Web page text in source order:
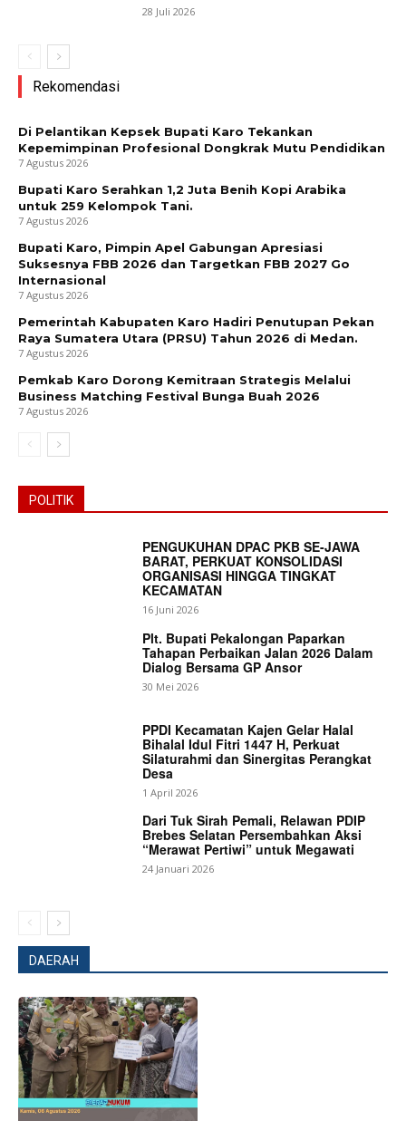
28 Juli 2026
Rekomendasi
Di Pelantikan Kepsek Bupati Karo Tekankan
Kepemimpinan Profesional Dongkrak Mutu Pendidikan
7 Agustus 2026
Bupati Karo Serahkan 1,2 Juta Benih Kopi Arabika
untuk 259 Kelompok Tani.
7 Agustus 2026
Bupati Karo, Pimpin Apel Gabungan Apresiasi
Suksesnya FBB 2026 dan Targetkan FBB 2027 Go
Internasional
7 Agustus 2026
Pemerintah Kabupaten Karo Hadiri Penutupan Pekan
Raya Sumatera Utara (PRSU) Tahun 2026 di Medan.
7 Agustus 2026
Pemkab Karo Dorong Kemitraan Strategis Melalui
Business Matching Festival Bunga Buah 2026
7 Agustus 2026
POLITIK
PENGUKUHAN DPAC PKB SE-JAWA
BARAT, PERKUAT KONSOLIDASI
ORGANISASI HINGGA TINGKAT
KECAMATAN
16 Juni 2026
Plt. Bupati Pekalongan Paparkan
Tahapan Perbaikan Jalan 2026 Dalam
Dialog Bersama GP Ansor
30 Mei 2026
PPDI Kecamatan Kajen Gelar Halal
Bihalal Idul Fitri 1447 H, Perkuat
Silaturahmi dan Sinergitas Perangkat
Desa
1 April 2026
Dari Tuk Sirah Pemali, Relawan PDIP
Brebes Selatan Persembahkan Aksi
“Merawat Pertiwi” untuk Megawati
24 Januari 2026
DAERAH